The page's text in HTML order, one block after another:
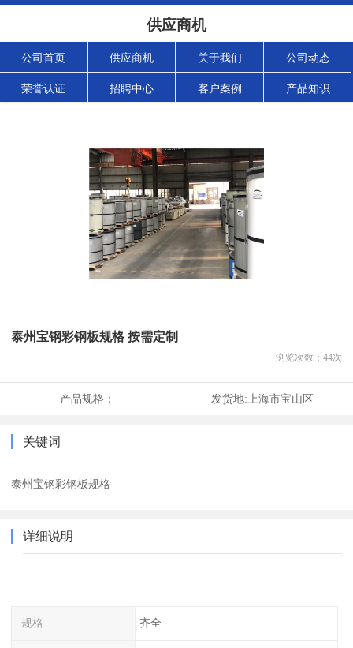
供应商机
公司首页 供应商机 关于我们 公司动态
荣誉认证 招聘中心 客户案例 产品知识
泰州宝钢彩钢板规格 按需定制
浏览次数： 44次
产品规格： 发货地: 上海市宝山区
关键词
泰州宝钢彩钢板规格
详细说明
规格 齐全